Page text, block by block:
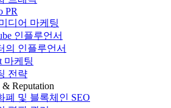
PR
디어 마케팅
인플루언서
의 인플루언서
마케팅
전략
& Reputation
폐 및 블록체인 SEO